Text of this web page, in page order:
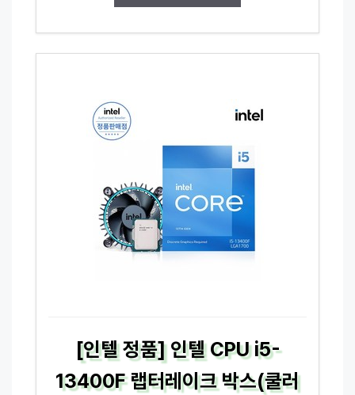
[인텔 정품] 인텔 CPU i5-
13400F 랩터레이크 박스(쿨러